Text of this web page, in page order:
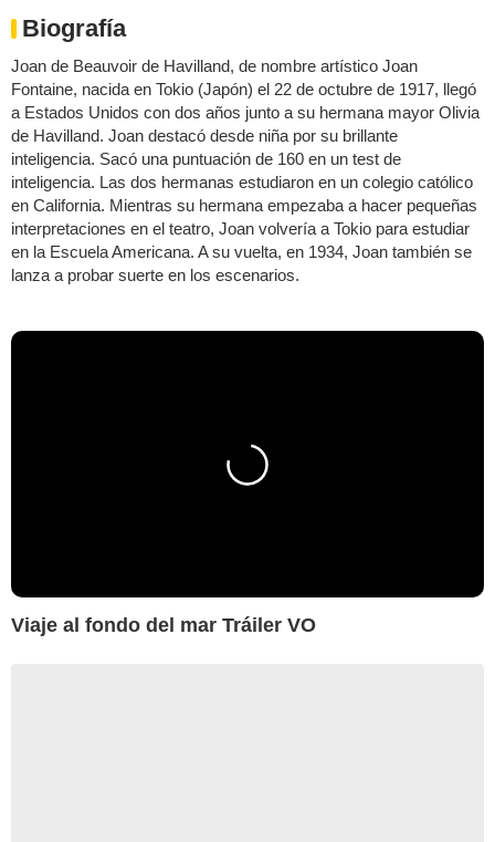
Biografía
Joan de Beauvoir de Havilland, de nombre artístico Joan
Fontaine, nacida en Tokio (Japón) el 22 de octubre de 1917, llegó
a Estados Unidos con dos años junto a su hermana mayor Olivia
de Havilland. Joan destacó desde niña por su brillante
inteligencia. Sacó una puntuación de 160 en un test de
inteligencia. Las dos hermanas estudiaron en un colegio católico
en California. Mientras su hermana empezaba a hacer pequeñas
interpretaciones en el teatro, Joan volvería a Tokio para estudiar
en la Escuela Americana. A su vuelta, en 1934, Joan también se
lanza a probar suerte en los escenarios.
Viaje al fondo del mar Tráiler VO